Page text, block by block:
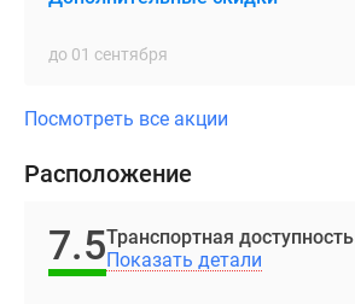
потолков
метра.
лоты
до 01 сентября
Посмотреть все акции
Расположение
7.5Транспортная доступность
Показать детали